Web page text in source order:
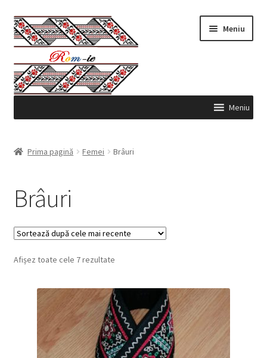
Sari
la
navigare
Sari
la
conținut
Meniu
Meniu
Comenzi
Coş
Prima pagină Femei Brâuri
Brâuri
Afișez toate cele 7 rezultateSortat
mai
recente